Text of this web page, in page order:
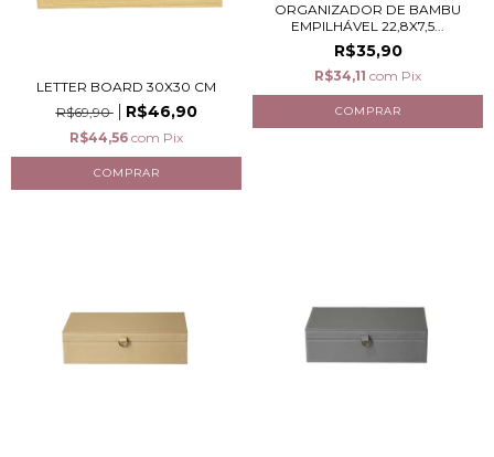
LETTER BOARD 30X30 CM
R$69,90
R$46,90
R$44,56 com Pix
ORGANIZADOR DE BAMBU
EMPILHÁVEL 22,8X7,5...
R$35,90
R$34,11 com Pix